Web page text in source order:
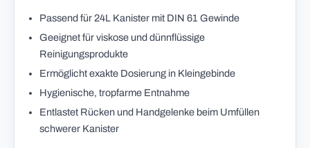
Passend für 24L Kanister mit DIN 61 Gewinde
Geeignet für viskose und dünnflüssige
Reinigungsprodukte
Ermöglicht exakte Dosierung in Kleingebinde
Hygienische, tropfarme Entnahme
Entlastet Rücken und Handgelenke beim Umfüllen
schwerer Kanister